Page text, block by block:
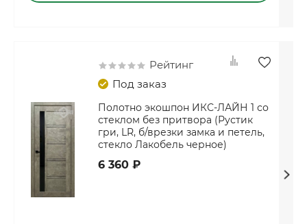
Рейтинг
Под заказ
Полотно экошпон ИКС-ЛАЙН 1 со
стеклом без притвора (Рустик
гри, LR, б/врезки замка и петель,
стекло Лакобель черное)
6 360 ₽